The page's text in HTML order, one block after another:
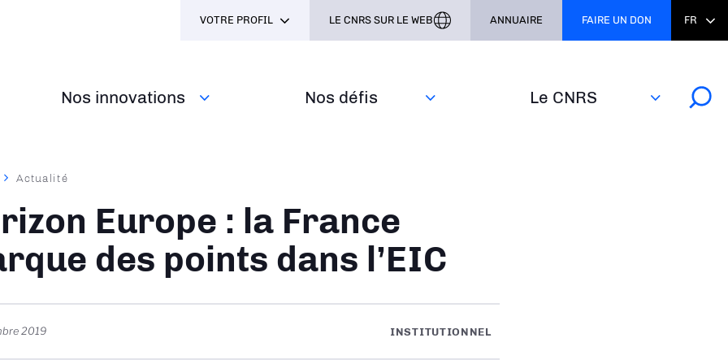
Nos innovations Nos défis‎ Le CNRS
VOTRE PROFIL LE CNRS SUR LE WEB ANNUAIRE FAIRE UN DON FR
Actualité
Europe : la France
des points dans l’EIC
2019 INSTITUTIONNEL